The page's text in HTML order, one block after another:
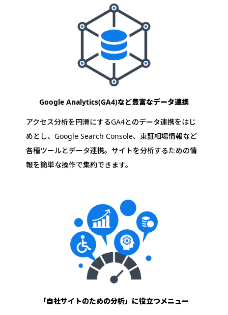
Google Analytics(GA4)など豊富なデータ連携
アクセス分析を円滑にするGA4とのデータ連携をはじ
めとし、Google Search Console、東証相場情報など
各種ツールとデータ連携。サイトを分析するための情
報を簡単な操作で集約できます。
「自社サイトのための分析」に役立つメニュー